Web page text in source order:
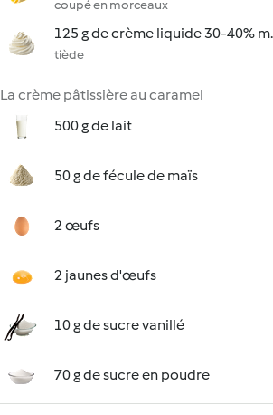
coupé en morceaux
125 g de crème liquide 30-40%
tiède
La crème pâtissière au caramel
500 g de lait
50 g de fécule de maïs
2 œufs
2 jaunes d'œufs
10 g de sucre vanillé
70 g de sucre en poudre